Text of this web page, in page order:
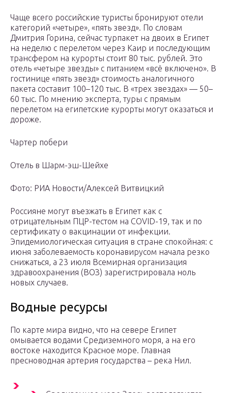
Чаще всего российские туристы бронируют отели
категорий «четыре», «пять звезд». По словам
Дмитрия Горина, сейчас турпакет на двоих в Египет
на неделю с перелетом через Каир и последующим
трансфером на курорты стоит 80 тыс. рублей. Это
отель «четыре звезды» с питанием «всё включено». В
гостинице «пять звезд» стоимость аналогичного
пакета составит 100–120 тыс. В «трех звездах» — 50–
60 тыс. По мнению эксперта, туры с прямым
перелетом на египетские курорты могут оказаться и
дороже.
Чартер побери
Отель в Шарм-эш-Шейхе
Фото: РИА Новости/Алексей Витвицкий
Россияне могут въезжать в Египет как с
отрицательным ПЦР-тестом на COVID-19, так и по
сертификату о вакцинации от инфекции.
Эпидемиологическая ситуация в стране спокойная: с
июня заболеваемость коронавирусом начала резко
снижаться, а 23 июля Всемирная организация
здравоохранения (ВОЗ) зарегистрировала ноль
новых случаев.
Водные ресурсы
По карте мира видно, что на севере Египет
омывается водами Средиземного моря, а на его
востоке находится Красное море. Главная
пресноводная артерия государства – река Нил.